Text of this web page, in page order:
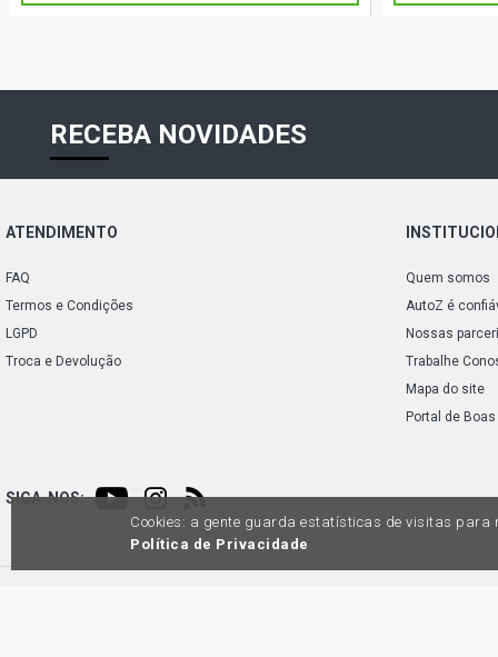
RECEBA NOVIDADES
ATENDIMENTO
FAQ
Termos e Condições
LGPD
Troca e Devolução
Quem somos
AutoZ é
Nossas
Trabalhe
Mapa do site
Portal de
SIGA-NOS:
Cookies: a gente guarda estatísticas de visitas para
Política de Privacidade